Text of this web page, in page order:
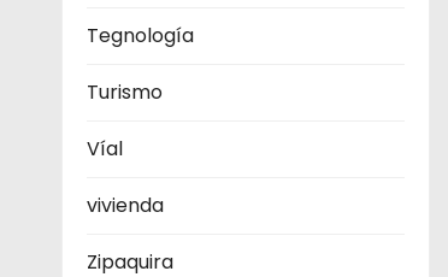
Tegnología
Turismo
Víal
vivienda
Zipaquira